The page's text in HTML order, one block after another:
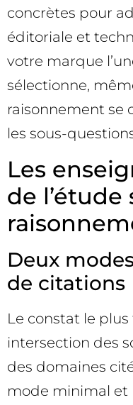
concrètes pour
éditoriale et
votre marque
sélectionne,
raisonnement se
les sous-
Les
de l’étude
Deux
de citations
Le constat le
intersection des
des domaines
mode minimal et